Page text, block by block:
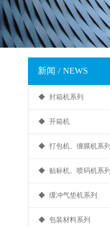
新闻 / NEWS
◆ 封箱机系列
◆ 开箱机
◆ 打包机、缠膜机系列
◆ 贴标机、喷码机系列
◆ 缓冲气垫机系列
◆ 包装材料系列